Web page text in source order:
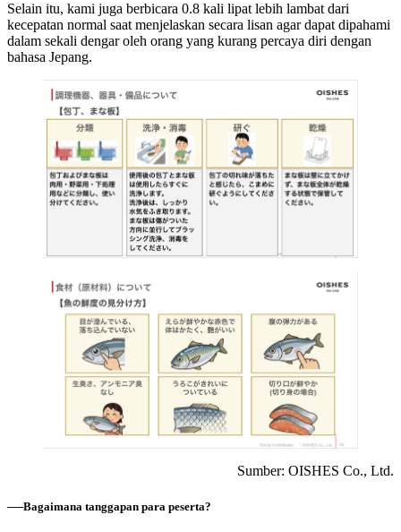
Selain itu, kami juga berbicara 0.8 kali lipat lebih lambat dari
kecepatan normal saat menjelaskan secara lisan agar dapat dipahami
dalam sekali dengar oleh orang yang kurang percaya diri dengan
bahasa Jepang.
Sumber: OISHES Co., Ltd.
──Bagaimana tanggapan para peserta?